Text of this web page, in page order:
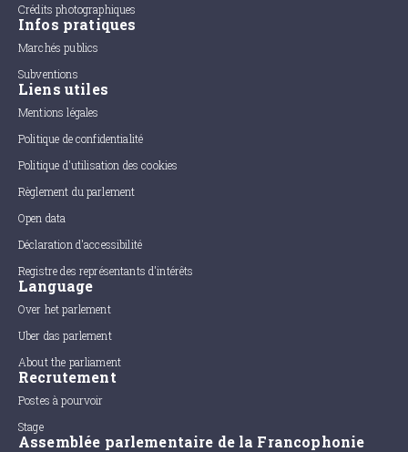
Crédits photographiques
Infos pratiques
Marchés publics
Subventions
Liens utiles
Mentions légales
Politique de confidentialité
Politique d'utilisation des cookies
Règlement du parlement
Open data
Déclaration d'accessibilité
Registre des représentants d'intérêts
Language
Over het parlement
Uber das parlement
About the parliament
Recrutement
Postes à pourvoir
Stage
Assemblée parlementaire de la Francophonie